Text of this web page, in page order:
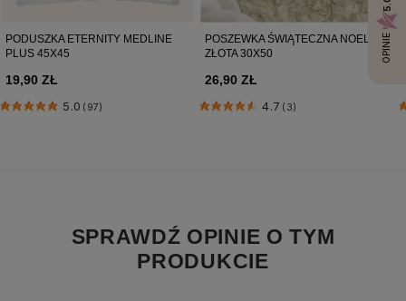
SPRAWDŹ OPINIE O TYM
PRODUKCIE
PODUSZKA ETERNITY MEDLINE
PLUS 45X45
19,90 ZŁ
5.0 (97)
POSZEWKA ŚWIĄTECZNA NOEL -
ZŁOTA 30X50
26,90 ZŁ
4.7 (3)
OPINIE
5.0